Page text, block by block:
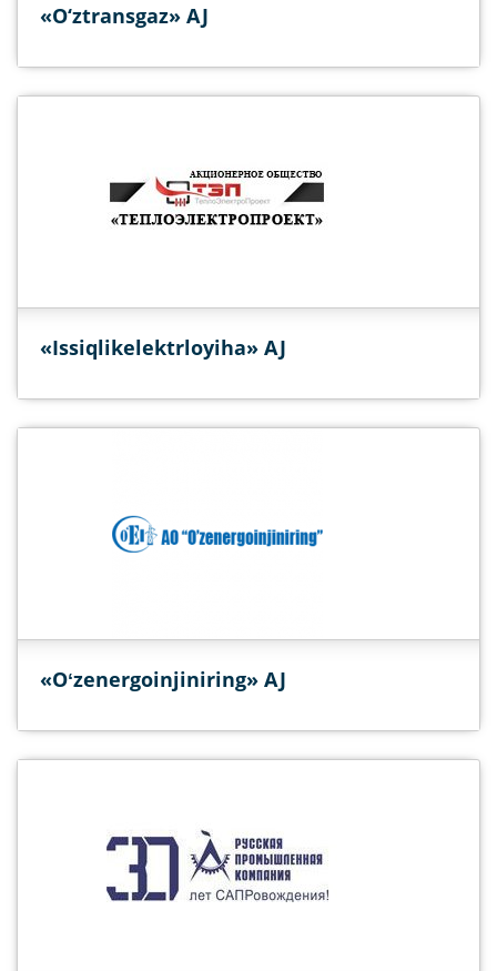
«O‘ztransgaz» AJ
«Issiqlikelektrloyiha» AJ
«Oʻzenergoinjiniring» AJ